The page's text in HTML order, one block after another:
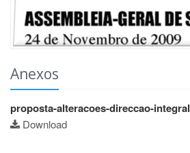
Anexos
proposta-alteracoes-direccao-integral
Download